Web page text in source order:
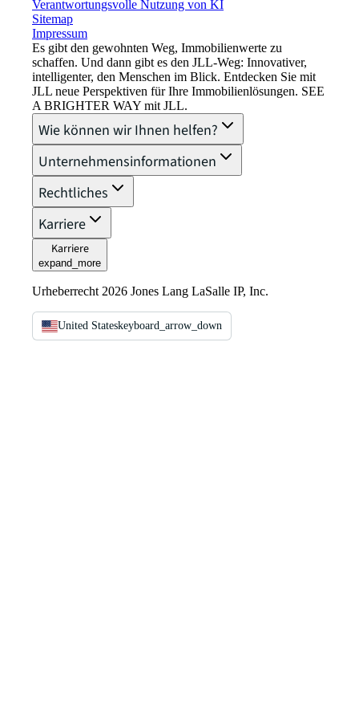
Verantwortungsvolle Nutzung von KI
Sitemap
Impressum​
Es gibt den gewohnten Weg, Immobilienwerte zu
schaffen. Und dann gibt es den JLL-Weg: Innovativer,
intelligenter, den Menschen im Blick. Entdecken Sie mit
JLL neue Perspektiven für Ihre Immobilienlösungen. SEE
A BRIGHTER WAY mit JLL.
Wie können wir Ihnen helfen?
Unternehmensinformationen
Rechtliches
Karriere
Karriere
expand_more
Urheberrecht 2026 Jones Lang LaSalle IP, Inc.
United Stateskeyboard_arrow_down